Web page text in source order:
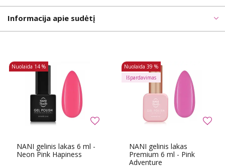
Informacija apie sudėtį
NANI gelinis lakas 6 ml -
Neon Pink Hapiness
Nuolaida 14 %
NANI gelinis lakas
Premium 6 ml - Pink
Adventure
Nuolaida 39 %
Išpardavimas